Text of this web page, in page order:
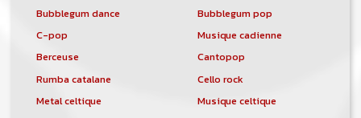
Bubblegum dance
Bubblegum pop
C-pop
Musique cadienne
Berceuse
Cantopop
Rumba catalane
Cello rock
Metal celtique
Musique celtique